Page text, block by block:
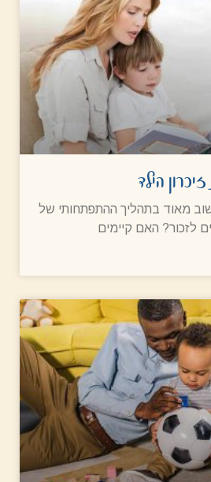
הילד
מאוד בתהליך ההתפתחותי של
לזכור? האם קיימים